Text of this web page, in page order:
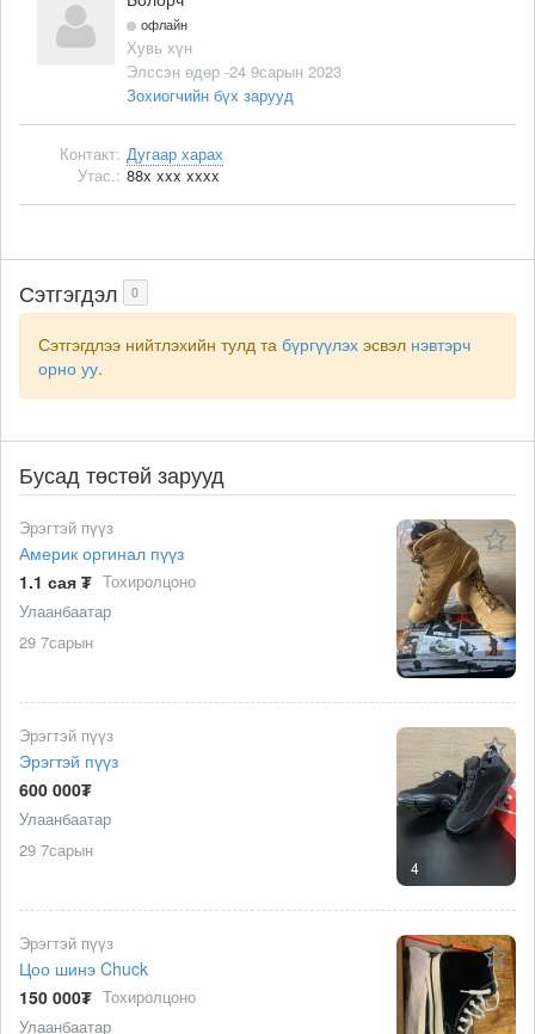
офлайн
Хувь хүн
Элссэн өдөр -24 9сарын 2023
Зохиогчийн бүх зарууд
Контакт: Дугаар харах
Утас.: 88x xxx xxxx
Сэтгэгдэл 0
Сэтгэгдлээ нийтлэхийн тулд та бүргүүлэх эсвэл нэвтэрч
орно уу.
Бусад төстөй зарууд
Эрэгтэй пүүз
Америк оргинал пүүз
1.1 сая ₮ Тохиролцоно
Улаанбаатар
29 7сарын
4
Эрэгтэй пүүз
Эрэгтэй пүүз
600 000₮
Улаанбаатар
29 7сарын
Эрэгтэй пүүз
Цоо шинэ Chuck
150 000₮ Тохиролцоно
Улаанбаатар